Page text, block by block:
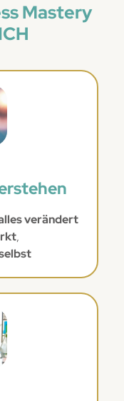
Mastery
verändert
,